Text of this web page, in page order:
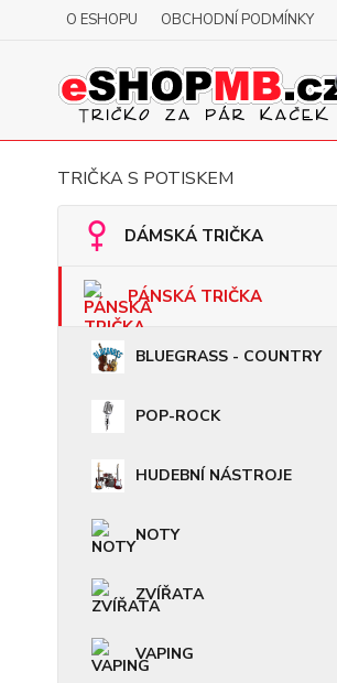
O ESHOPU OBCHODNÍ PODMÍNKY
TRIČKA S POTISKEM
DÁMSKÁ TRIČKA
PÁNSKÁ TRIČKA
BLUEGRASS - COUNTRY
POP-ROCK
HUDEBNÍ NÁSTROJE
NOTY
ZVÍŘATA
VAPING